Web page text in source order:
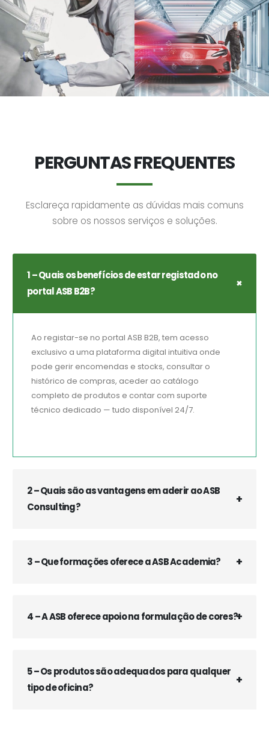
PERGUNTAS FREQUENTES
Esclareça rapidamente as dúvidas mais comuns
sobre os nossos serviços e soluções.
1 – Quais os benefícios de estar registado no
portal ASB B2B?
Ao registar-se no portal ASB B2B, tem acesso
exclusivo a uma plataforma digital intuitiva onde
pode gerir encomendas e stocks, consultar o
histórico de compras, aceder ao catálogo
completo de produtos e contar com suporte
técnico dedicado — tudo disponível 24/7.
2 – Quais são as vantagens em aderir ao ASB
Consulting?
3 – Que formações oferece a ASB Academia?
4 – A ASB oferece apoio na formulação de cores?
5 – Os produtos são adequados para qualquer
tipo de oficina?